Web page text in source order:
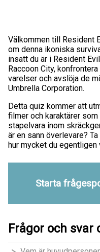
Välkommen till Resident
om denna ikoniska
insatt du är i Resident
Raccoon City,
varelser och avslöja de
Umbrella Corporation.
Detta quiz kommer att
filmer och karaktärer
stapelvara inom
är en sann överlevare?
hur mycket du
Starta
Frågor och svar